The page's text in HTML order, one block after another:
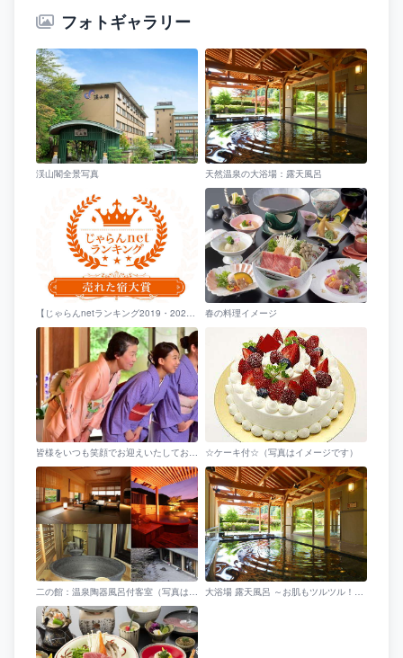
フォトギャラリー
渓山閣全景写真 天然温泉の大浴場：露天風呂
【じゃらんnetランキング2019・2022・2023売れた宿大賞 京都府 51-100室部門第1位】を受賞いたしました！ 春の料理イメージ
皆様をいつも笑顔でお迎えいたしております。 ☆ケーキ付☆（写真はイメージです）
二の館：温泉陶器風呂付客室（写真は一例） 大浴場 露天風呂 ～お肌もツルツル！露天風呂は気持ちいいです～